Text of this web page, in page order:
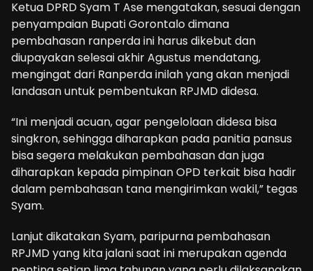
Ketua DPRD Syam T Ase mengatakan, sesuai dengan
penyampaian Bupati Gorontalo dimana
pembahasan ranperda ini harus dikebut dan
diupayakan selesai akhir Agustus mendatang,
mengingat dari Ranperda inilah yang akan menjadi
landasan untuk pembentukan RPJMD didesa.
“Ini menjadi acuan, agar pengelolaan didesa bisa
singkron, sehingga diharapkan pada panitia pansus
bisa segera melakukan pembahasan dan juga
diharapkan kepada pimpinan OPD terkait bisa hadir
dalam pembahasan tana mengirimkan wakil,” tegas
Syam.
Lanjut dikatakan Syam, paripurna pembahasan
RPJMD yang kita jalani saat ini merupakan agenda